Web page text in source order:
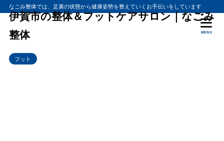
なごみ整体では、足裏の状態から健康姿勢を整えていくお手伝いをしています
伊賀市の整体＆フットケアサロン｜なごみ
整体
MENU
フット